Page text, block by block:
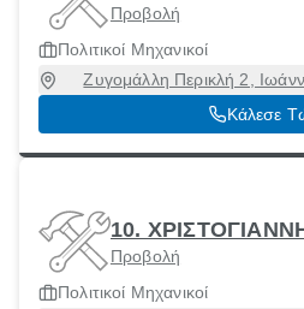
Προβολή
Πολιτικοί Μηχανικοί
Ζυγομάλλη Περικλή 2,
45332
Κάλεσε
10.
Προβολή
Πολιτικοί Μηχανικοί